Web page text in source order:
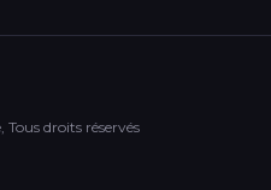
droits réservés